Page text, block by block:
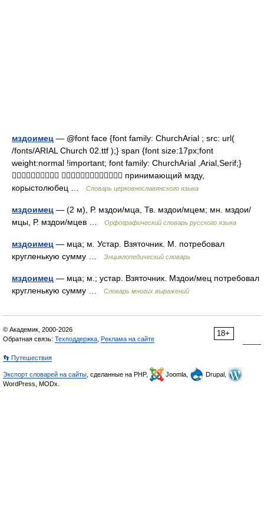
мздоимец — @font face {font family: ChurchArial ; src: url(
/fonts/ARIAL Church 02.ttf );} span {font size:17px;font
weight:normal !important; font family: ChurchArial ,Arial,Serif;}
  принимающий мзду,
корыстолюбец …
Словарь церковнославянского языка
мздоимец — (2 м), Р. мздои/мца, Тв. мздои/мцем; мн. мздои/
мцы, Р. мздои/мцев …
Орфографический словарь русского языка
мздоимец — мца; м. Устар. Взяточник. М. потребовал
кругленькую сумму …
Энциклопедический словарь
мздоимец — мца; м.; устар. Взяточник. Мздои/мец потребовал
кругленькую сумму …
Словарь многих выражений
18+
© Академик, 2000-2026
Обратная связь: Техподдержка Реклама на сайте
👣 Путешествия
Экспорт словарей на сайты , сделанные на PHP, Joomla,
Drupal,
WordPress, MODx.